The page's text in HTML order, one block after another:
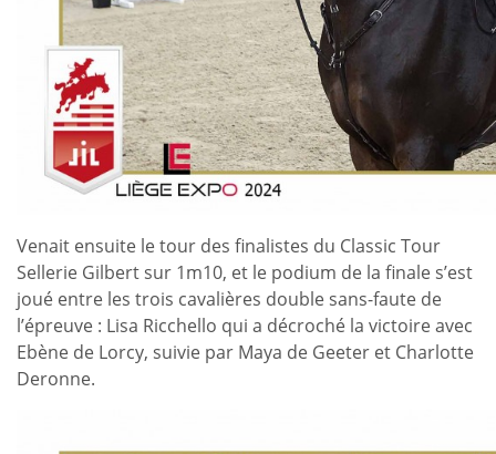
Venait ensuite le tour des finalistes du Classic Tour
Sellerie Gilbert sur 1m10, et le podium de la finale s’est
joué entre les trois cavalières double sans-faute de
l’épreuve : Lisa Ricchello qui a décroché la victoire avec
Ebène de Lorcy, suivie par Maya de Geeter et Charlotte
Deronne.